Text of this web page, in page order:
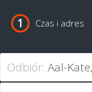
Czas i adres
Odbiór: